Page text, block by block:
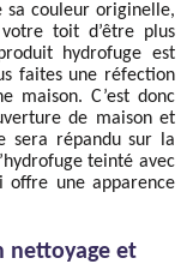
couleur originelle,
toit d’être plus
hydrofuge est
faites une réfection
maison. C’est donc
de maison et
sera répandu sur la
teinté avec
offre une apparence
nettoyage et